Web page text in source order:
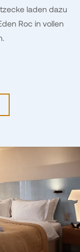
laden dazu
Roc in vollen